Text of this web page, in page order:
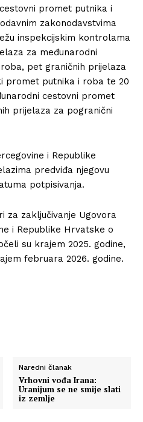
promet putnika i
zakonodavstvima
inspekcijskim kontrolama
za međunarodni
pet graničnih prijelaza
promet putnika i roba te 20
cestovni promet
prijelaza za pogranični
i Republike
predviđa njegovu
potpisivanja.
za zaključivanje Ugovora
i Republike Hrvatske o
su krajem 2025. godine,
februara 2026. godine.
Naredni članak
Vrhovni vođa Irana:
Uranijum se ne smije slati
iz zemlje